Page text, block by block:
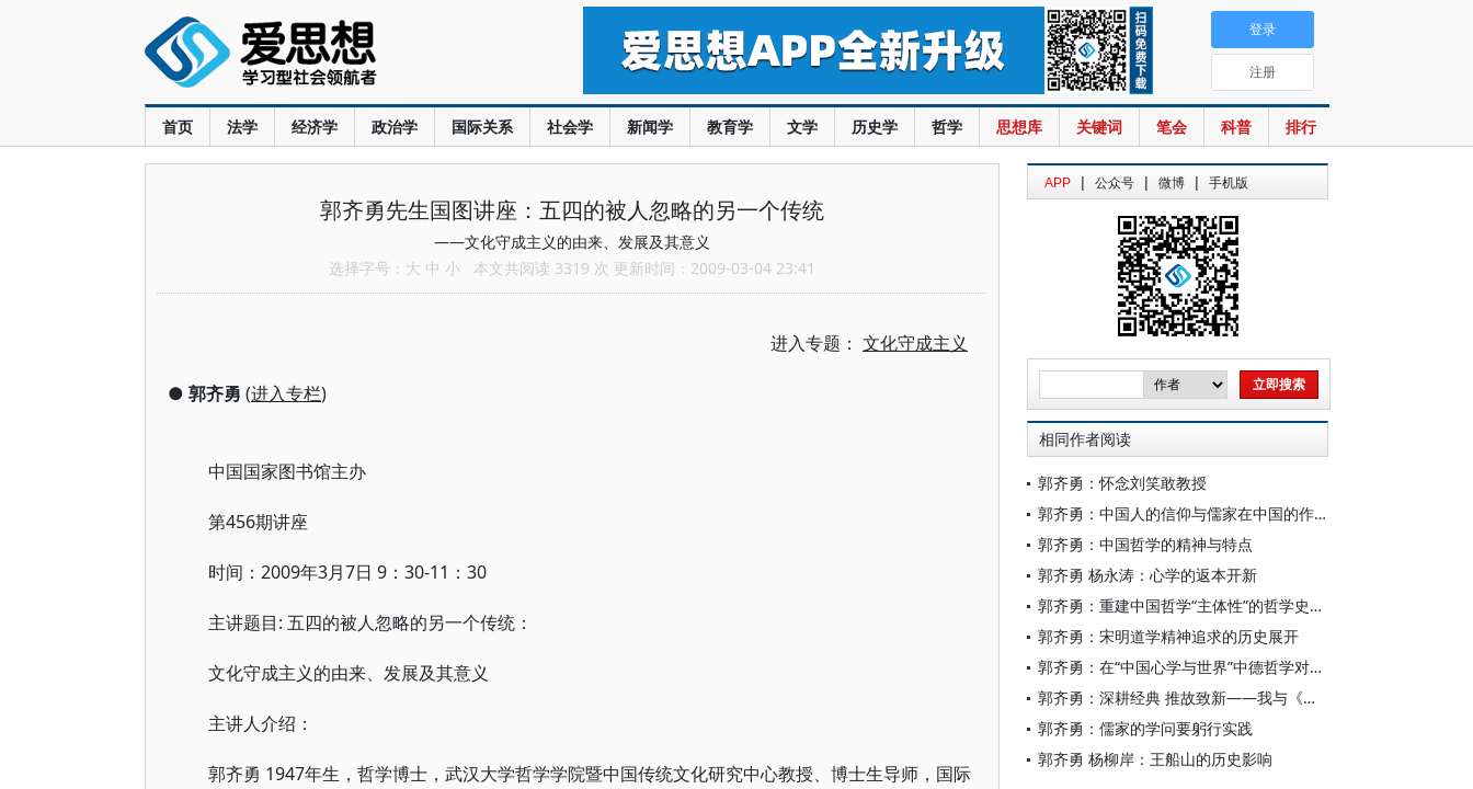
首页 法学 经济学 政治学 国际关系 社会学 新闻学 教育学 文学 历史学 哲学 思想库 关键词 笔会 科普 排行
登录
注册
郭齐勇先生国图讲座：五四的被人忽略的另一个传统
——文化守成主义的由来、发展及其意义
选择字号： 大 中 小 本文共阅读 3319 次 更新时间：2009-03-04 23:41
进入专题： 文化守成主义
● 郭齐勇 (进入专栏)
中国国家图书馆主办
第456期讲座
时间：2009年3月7日 9：30-11：30
主讲题目: 五四的被人忽略的另一个传统：
文化守成主义的由来、发展及其意义
主讲人介绍：
郭齐勇 1947年生，哲学博士，武汉大学哲学学院暨中国传统文化研究中心教授、博士生导师，国际
APP | 公众号 | 微博 | 手机版
相同作者阅读
郭齐勇：怀念刘笑敢教授
郭齐勇：中国人的信仰与儒家在中国的作用
郭齐勇：中国哲学的精神与特点
郭齐勇 杨永涛：心学的返本开新
郭齐勇：重建中国哲学“主体性”的哲学史书写
郭齐勇：宋明道学精神追求的历史展开
郭齐勇：在“中国心学与世界”中德哲学对话开幕式上的讲话
郭齐勇：深耕经典 推故致新——我与《船山学刊》
郭齐勇：儒家的学问要躬行实践
郭齐勇 杨柳岸：王船山的历史影响